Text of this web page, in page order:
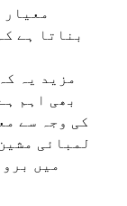
معیار
بناتا ہے
مزید یہ
بھی اہم
کی وجہ سے
لمبائی
میں